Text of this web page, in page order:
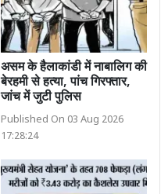
असम के हैलाकांडी में नाबालिग की
बेरहमी से हत्या, पांच गिरफ्तार,
जांच में जुटी पुलिस
Published On 03 Aug 2026
17:28:24